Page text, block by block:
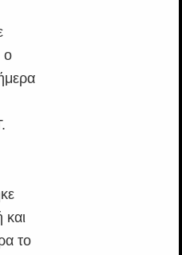
ο
και
το